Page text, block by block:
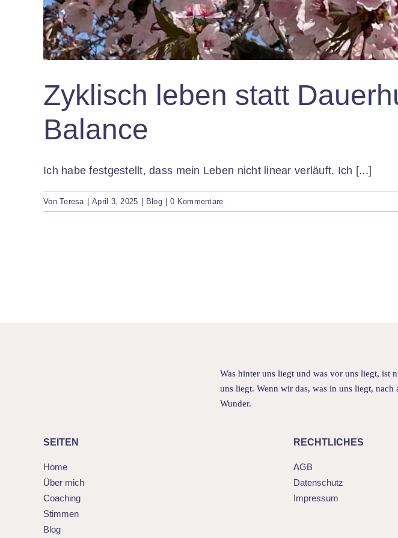
Zyklisch leben statt
Balance
Ich habe festgestellt, dass mein Leben nicht linear verläuft. Ich [...]
VonTeresa April 3, 2025 Blog 0 Kommentare
Was hinter uns liegt und was vor uns liegt, ist
uns liegt. Wenn wir das, was in uns liegt, nach
Wunder.
SEITEN
Home
Über mich
Coaching
Stimmen
Blog
RECHTLICHES
AGB
Datenschutz
Impressum